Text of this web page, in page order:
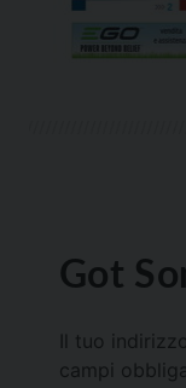
Got
Il tuo
campi